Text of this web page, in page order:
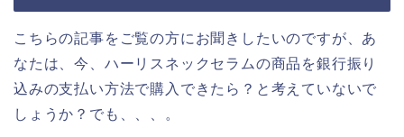
こちらの記事をご覧の方にお聞きしたいのですが、あ
なたは、今、ハーリスネックセラムの商品を銀行振り
込みの支払い方法で購入できたら？と考えていないで
しょうか？でも、、、。